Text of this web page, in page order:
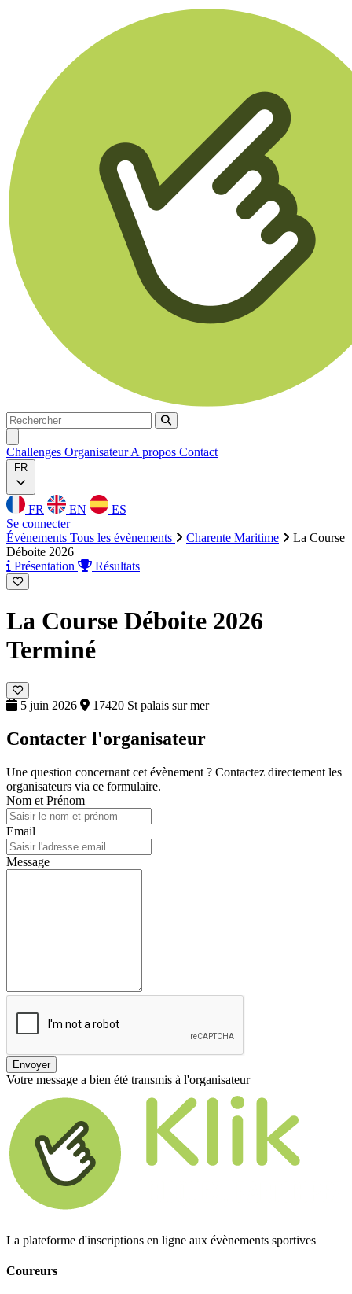
Rechercher
Rechercher
Challenges OrganisateurA propos Contact
FR
FR EN
ES
Se connecter
Évènements Tous les évènements Charente Maritime
La Course
Déboite 2026
Présentation
Résultats
La Course Déboite 2026
Terminé
5 juin 2026 17420 St palais sur mer
Contacter l'organisateur
Une question concernant cet évènement ? Contactez directement les
organisateurs via ce formulaire.
Nom et Prénom
Email
Message
Envoyer
Votre message a bien été transmis à l'organisateur
La plateforme d'inscriptions en ligne aux évènements sportives
Coureurs